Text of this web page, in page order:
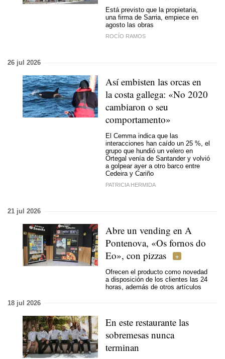
Está previsto que la propietaria,
una firma de Sarria, empiece en
agosto las obras
ROCÍO RAMOS
26 jul 2026
Así embisten las orcas en
la costa gallega: «No 2020
cambiaron o seu
comportamento»
El Cemma indica que las
interacciones han caído un 25 %, el
grupo que hundió un velero en
Ortegal venía de Santander y volvió
a golpear ayer a otro barco entre
Cedeira y Cariño
PATRICIA HERMIDA
21 jul 2026
Abre un vending en A
Pontenova, «Os fornos do
Eo», con pizzas
Ofrecen el producto como novedad
a disposición de los clientes las 24
horas, además de otros artículos
18 jul 2026
En este restaurante las
sobremesas nunca
terminan